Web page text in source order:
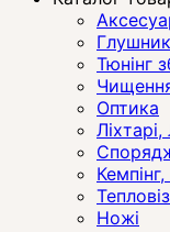
Тюнінг
Оптика
Ножі